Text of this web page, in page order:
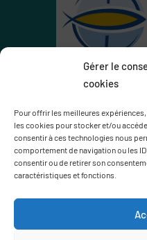
Gérer le
cookies
Pour offrir les meilleures
les cookies pour stocker et/ou
consentir à ces technologies nous
comportement de navigation ou les
consentir ou de retirer son
caractéristiques et fonctions.
Politique de
Nous contacter
le biais de photos et